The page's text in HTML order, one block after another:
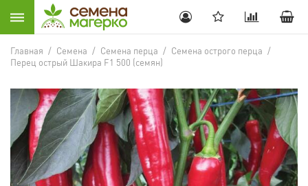
Главная / Семена / Семена перца / Семена острого перца /
Перец острый Шакира F1 500 (семян)